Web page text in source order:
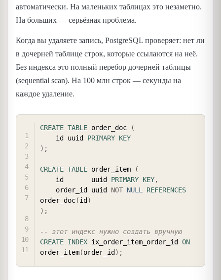
автоматически. На маленьких таблицах это незаметно.
На больших — серьёзная проблема.
Когда вы удаляете запись, PostgreSQL проверяет: нет ли
в дочерней таблице строк, которые ссылаются на неё.
Без индекса это полный перебор дочерней таблицы
(sequential scan). На 100 млн строк — секунды на
каждое удаление.
CREATE TABLE order_doc
(
    id uuid
PRIMARY KEY
) ;
CREATE TABLE order_item
(
    id       uuid
PRIMARY KEY,
    order_id uuid
NOT NULL REFERENCES
order_doc(id )
) ;
-- этот индекс нужно создать вручную
CREATE INDEX ix_order_item_order_id ON
order_item(order_id ) ;